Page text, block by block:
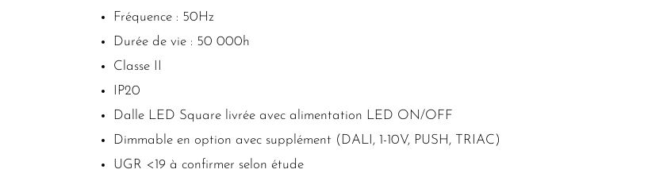
Fréquence : 50Hz
Durée de vie : 50 000h
Classe II
IP20
Dalle LED Square livrée avec alimentation LED ON/OFF
Dimmable en option avec supplément (DALI, 1-10V, PUSH, TRIAC)
UGR <19 à confirmer selon étude